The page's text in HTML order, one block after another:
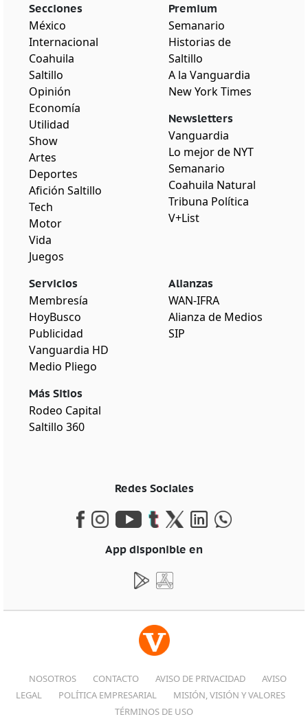
Secciones
México
Internacional
Coahuila
Saltillo
Opinión
Economía
Utilidad
Show
Artes
Deportes
Afición Saltillo
Tech
Motor
Vida
Juegos
Premium
Semanario
Historias de
Saltillo
A la Vanguardia
New York Times
Newsletters
Vanguardia
Lo mejor de NYT
Semanario
Coahuila Natural
Tribuna Política
V+List
Servicios
Membresía
HoyBusco
Publicidad
Vanguardia HD
Medio Pliego
Más Sitios
Rodeo Capital
Saltillo 360
Alianzas
WAN-IFRA
Alianza de Medios
SIP
Redes Sociales
App disponible en
NOSOTROS CONTACTO AVISO DE PRIVACIDAD
AVISO
LEGAL
POLÍTICA EMPRESARIAL
MISIÓN, VISIÓN Y VALORES
TÉRMINOS DE USO